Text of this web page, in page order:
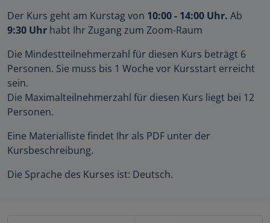
Der Kurs geht am Kurstag von 10:00 - 14:00 Uhr. Ab
9:30 Uhr habt Ihr Zugang zum Zoom-Raum
Die Mindestteilnehmerzahl für diesen Kurs beträgt 6
Personen. Sie muss bis 1 Woche vor Kursstart erreicht
sein.
Die Maximalteilnehmerzahl für diesen Kurs liegt bei 12
Personen.
Eine Materialliste findet Ihr als PDF unter der
Kursbeschreibung.
Die Sprache des Kurses ist: Deutsch.